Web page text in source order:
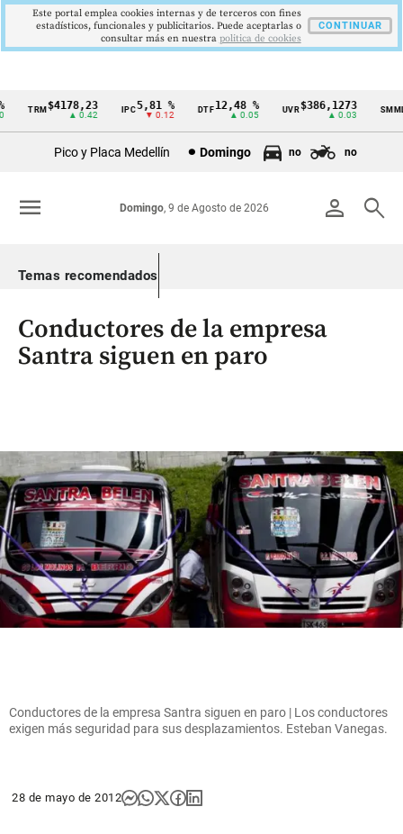
Cintillo
Colombia
TRM$4178,23
▲ 0.42
5,81 %
▼ 0.12
DTF12,48 %
▲ 0.05
UVR$386,1273
▲ 0.03
SMMLV
Pico y Placa Medellín Domingo no no
person search
Domingo, 9 de Agosto de 2026
menu
Temas recomendados
Conductores de la empresa
Santra siguen en paro
Conductores de la empresa Santra siguen en paro | Los conductores
exigen más seguridad para sus desplazamientos. Esteban Vanegas.
28 de mayo de 2012
Este portal emplea cookies internas y de terceros con fines
estadísticos, funcionales y publicitarios. Puede aceptarlas o
consultar más en nuestra politica de cookies
CONTINUAR